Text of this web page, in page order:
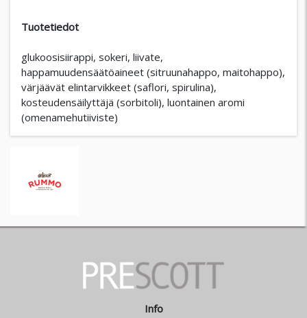
Tuotetiedot
glukoosisiirappi, sokeri, liivate,
happamuudensäätöaineet (sitruunahappo, maitohappo),
värjäävät elintarvikkeet (saflori, spirulina),
kosteudensäilyttäjä (sorbitoli), luontainen aromi
(omenamehutiiviste)
Info